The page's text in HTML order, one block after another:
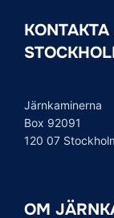
Järnkaminerna
Box 92091
120 07
OM